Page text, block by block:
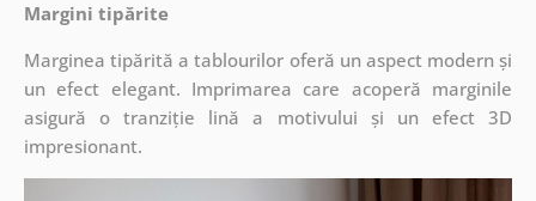
Margini tipărite
Marginea tipărită a tablourilor oferă un aspect modern și
un efect elegant. Imprimarea care acoperă marginile
asigură o tranziție lină a motivului și un efect 3D
impresionant.